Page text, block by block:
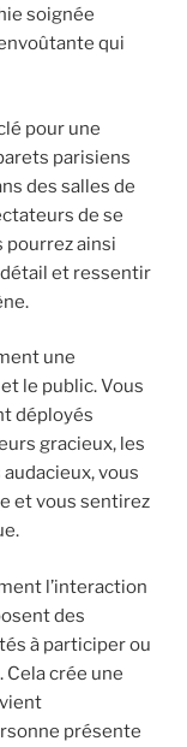
soignée
qui
pour une
parisiens
des salles de
de se
pourrez ainsi
et ressentir
une
le public. Vous
déployés
gracieux, les
vous
et vous sentirez
l’interaction
des
à participer ou
crée une
présente